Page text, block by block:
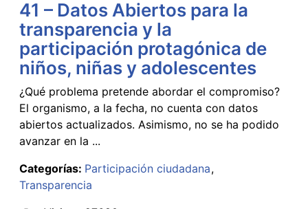
41 – Datos Abiertos para la
transparencia y la
participación protagónica de
niños, niñas y adolescentes
¿Qué problema pretende abordar el compromiso?
El organismo, a la fecha, no cuenta con datos
abiertos actualizados. Asimismo, no se ha podido
avanzar en la ...
Categorías: Participación ciudadana
Transparencia